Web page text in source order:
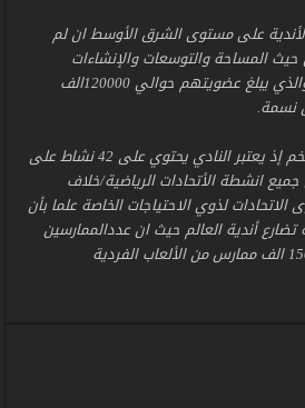
على مستوى الشرق الأوسط ان لم
المساحة والتوسعات والإنشاءات
والخدمات وعدد المشاركين والذي يبلغ عضويتهم حوالي 120000الف
نسمة.
ويتميز النادي بحجم نشاط ضخم إذ يعتبر النادي يحتوي على 42 نشاط على
انشطة الأتحادات الرياضية/خلاف
لذوي الاحتياجات الخاصة علما بأن
أندية العالم حيث ان عددالممارسين
لرياضة المدارس حوالي 15000 الف ممارس من الألعاب الفردية